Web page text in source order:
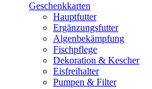
Geschenkkarten
Hauptfutter
Ergänzungsfutter
Algenbekämpfung
Fischpflege
Dekoration & Kescher
Eisfreihalter
Pumpen & Filter